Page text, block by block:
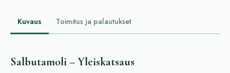
Kuvaus Toimitus ja palautukset
Salbutamoli – Yleiskatsaus